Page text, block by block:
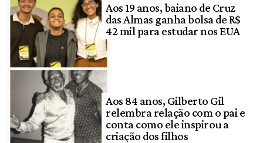
Aos 19 anos, baiano de Cruz
das Almas ganha bolsa de R$
42 mil para estudar nos EUA
Aos 84 anos, Gilberto Gil
relembra relação com o pai e
conta como ele inspirou a
criação dos filhos